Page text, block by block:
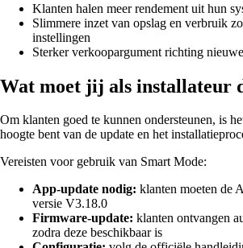
Klanten halen meer rendement uit hun
Slimmere inzet van opslag en verbruik
instellingen
Sterker verkoopargument richting
Wat moet jij als installateur
Om klanten goed te kunnen ondersteunen, is
hoogte bent van de update en het
Vereisten voor gebruik van Smart Mode:
App-update nodig: klanten moeten de
versie V3.18.0
Firmware-update: klanten ontvangen
zodra deze beschikbaar is